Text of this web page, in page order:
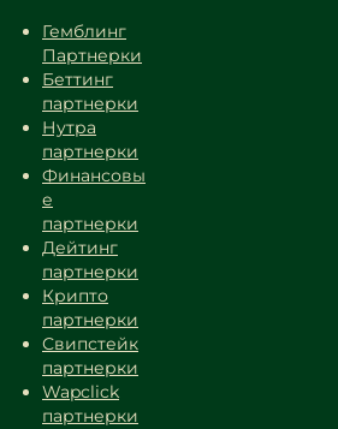
Гемблинг
Партнерки
Беттинг
партнерки
Нутра
партнерки
Финансовы
е
партнерки
Дейтинг
партнерки
Крипто
партнерки
Свипстейк
партнерки
Wapclick
партнерки